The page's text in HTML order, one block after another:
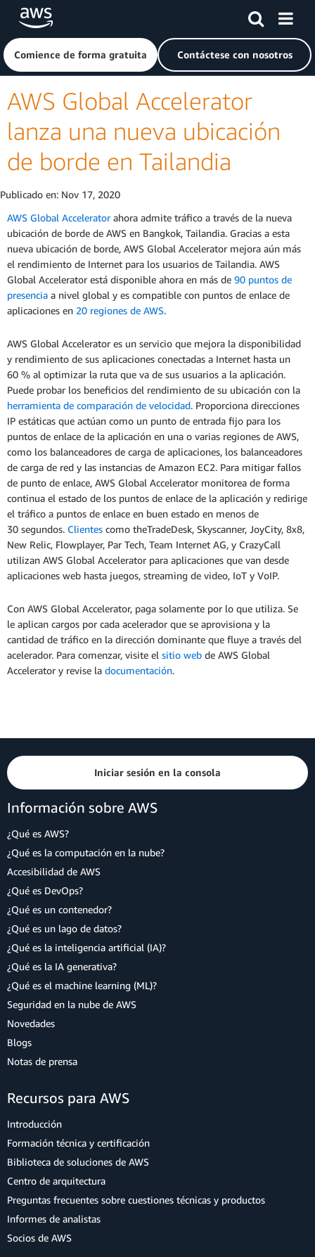
Saltar al contenido principal
Haga clic aquí para volver a la página de inicio de Amazon
Comience de forma gratuita Contáctese con nosotros
AWS Global Accelerator
lanza una nueva ubicación
de borde en Tailandia
Publicado en: Nov 17, 2020
AWS Global Acceleratorahora admite tráfico a través de la nueva
ubicación de borde de AWS en Bangkok, Tailandia. Gracias a esta
nueva ubicación de borde, AWS Global Accelerator mejora aún más
el rendimiento de Internet para los usuarios de Tailandia. AWS
Global Accelerator está disponible ahora en más de 90 puntos de
presencia a nivel global y es compatible con puntos de enlace de
aplicaciones en 20 regiones de AWS.
AWS Global Accelerator es un servicio que mejora la disponibilidad
y rendimiento de sus aplicaciones conectadas a Internet hasta un
60 % al optimizar la ruta que va de sus usuarios a la aplicación.
Puede probar los beneficios del rendimiento de su ubicación con la
herramienta de comparación de velocidad. Proporciona direcciones
IP estáticas que actúan como un punto de entrada fijo para los
puntos de enlace de la aplicación en una o varias regiones de AWS,
como los balanceadores de carga de aplicaciones, los balanceadores
de carga de red y las instancias de Amazon EC2. Para mitigar fallos
de punto de enlace, AWS Global Accelerator monitorea de forma
continua el estado de los puntos de enlace de la aplicación y redirige
el tráfico a puntos de enlace en buen estado en menos de
30 segundos. Clientes como theTradeDesk, Skyscanner, JoyCity, 8x8,
New Relic, Flowplayer, Par Tech, Team Internet AG, y CrazyCall
utilizan AWS Global Accelerator para aplicaciones que van desde
aplicaciones web hasta juegos, streaming de video, IoT y VoIP.
Con AWS Global Accelerator, paga solamente por lo que utiliza. Se
le aplican cargos por cada acelerador que se aprovisiona y la
cantidad de tráfico en la dirección dominante que fluye a través del
acelerador. Para comenzar, visite el sitio web de AWS Global
Accelerator y revise la documentación.
Iniciar sesión en la consola
Información sobre AWS
¿Qué es AWS?
¿Qué es la computación en la nube?
Accesibilidad de AWS
¿Qué es DevOps?
¿Qué es un contenedor?
¿Qué es un lago de datos?
¿Qué es la inteligencia artificial (IA)?
¿Qué es la IA generativa?
¿Qué es el machine learning (ML)?
Seguridad en la nube de AWS
Novedades
Blogs
Notas de prensa
Recursos para AWS
Introducción
Formación técnica y certificación
Biblioteca de soluciones de AWS
Centro de arquitectura
Preguntas frecuentes sobre cuestiones técnicas y productos
Informes de analistas
Socios de AWS